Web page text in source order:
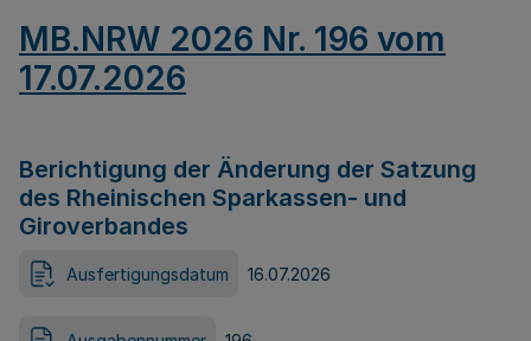
MB.NRW 2026 Nr. 196 vom
17.07.2026
Berichtigung der Änderung der Satzung
des Rheinischen Sparkassen- und
Giroverbandes
Ausfertigungsdatum 16.07.2026